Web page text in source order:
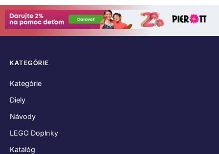
KATEGÓRIE
Kategórie
Diely
Návody
LEGO Doplnky
Katalóg